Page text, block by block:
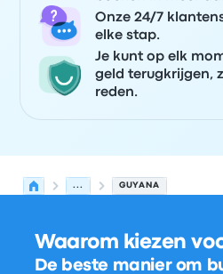
Onze 24/7
elke stap.
Je kunt op elk
geld terugkrijgen,
reden.
... GUYANA
Waarom kiezen
De beste manier om